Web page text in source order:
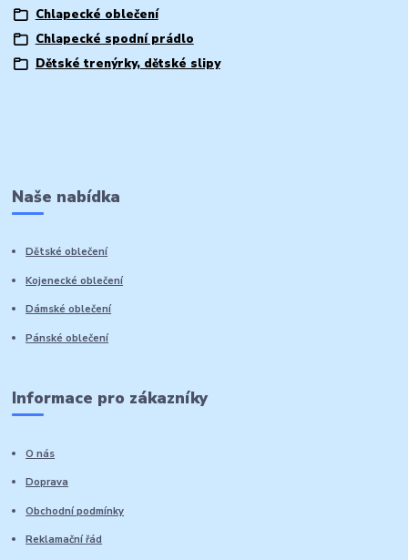
Chlapecké oblečení
Chlapecké spodní prádlo
Dětské trenýrky, dětské slipy
Naše nabídka
Dětské oblečení
Kojenecké oblečení
Dámské oblečení
Pánské oblečení
Informace pro zákazníky
O nás
Doprava
Obchodní podmínky
Reklamační řád